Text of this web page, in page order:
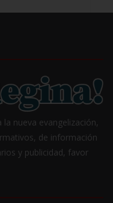
nueva evangelización,
de información
y publicidad, favor